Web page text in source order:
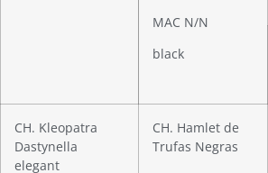
MAC N/N
black
CH. Kleopatra
Dastynella
elegant
CH. Hamlet de
Trufas Negras